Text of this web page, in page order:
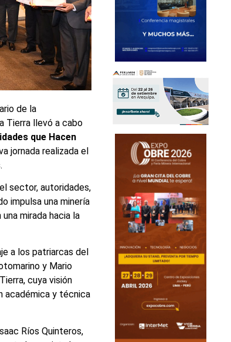
de la
Tierra llevó a cabo
que Hacen
jornada realizada el
sector, autoridades,
impulsa una minería
mirada hacia la
a los patriarcas del
y Mario
cuya visión
académica y técnica
Ríos Quinteros,